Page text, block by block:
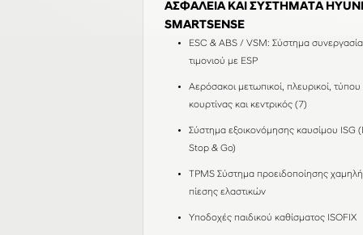
ΑΣΦΑΛΕΙΑ ΚΑΙ ΣΥΣΤΗΜΑΤΑ
SMARTSENSE
ESC & ABS / VSM: Σύστημα
τιμονιού με ESP
Αερόσακοι μετωπικοί, πλευρικοί, τύπου
κουρτίνας και κεντρικός (7)
Σύστημα εξοικονόμησης καυσίμου ISG
Stop & Go)
TPMS Σύστημα προειδοποίησης
πίεσης ελαστικών
Υποδοχές παιδικού καθίσματος ISOFIX